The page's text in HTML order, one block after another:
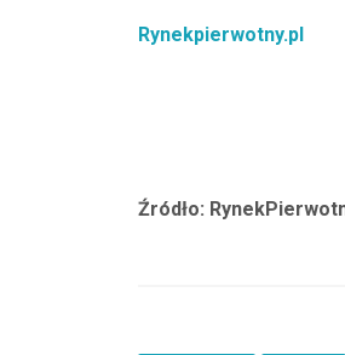
Rynekpierwotny.pl
Źródło: